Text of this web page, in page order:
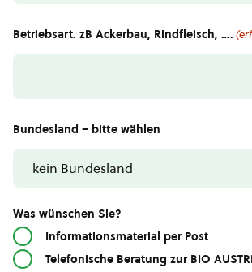
Betriebsart. zB Ackerbau, Rindfleisch, ….
Bundesland – bitte wählen
Was wünschen Sie?
Informationsmaterial per Post
Telefonische Beratung zur BIO